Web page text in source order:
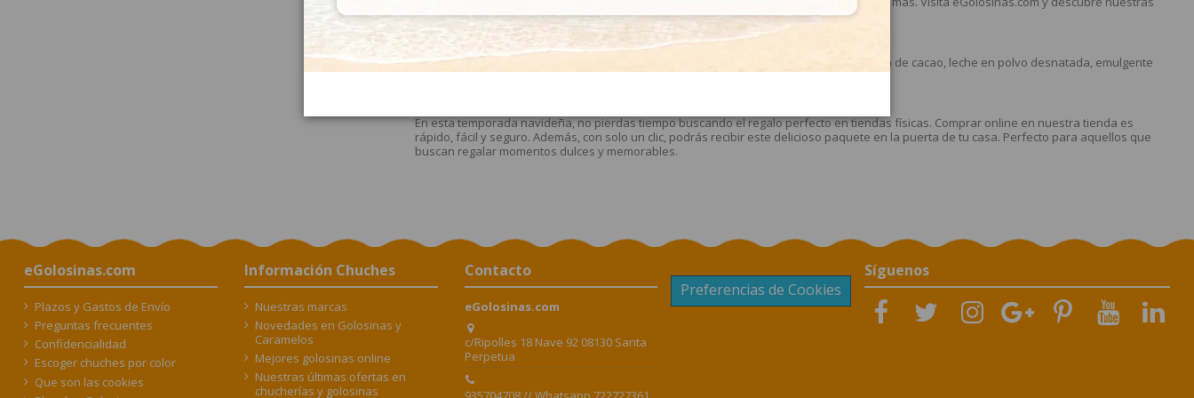
opciones deliciosas que seguramente harán que tu Navidad sea aún más dulce.
¿Qué ingredientes tienen los Paraguas Chocolate de Simón Coll?
CHOCOLATE CON LECHE. INGREDIENTES: azúcar, manteca de cacao, leche en polvo, pasta de cacao, leche en polvo desnatada, emulgente
(lecitina de soja) y aroma (vainillina). Cacao 30% mínimo.
En esta temporada navideña, no pierdas tiempo buscando el regalo perfecto en tiendas físicas. Comprar online en nuestra tienda es
rápido, fácil y seguro. Además, con solo un clic, podrás recibir este delicioso paquete en la puerta de tu casa. Perfecto para aquellos que
buscan regalar momentos dulces y memorables.
eGolosinas.com
Plazos y Gastos de Envío
Preguntas frecuentes
Confidencialidad
Escoger chuches por color
Que son las cookies
Información Chuches
Nuestras marcas
Novedades en Golosinas y
Caramelos
Mejores golosinas online
Nuestras últimas ofertas en
chucherías y golosinas
Contacto
eGolosinas.com
c/Ripolles 18 Nave 92 08130 Santa
Perpetua
Preferencias de Cookies
Síguenos